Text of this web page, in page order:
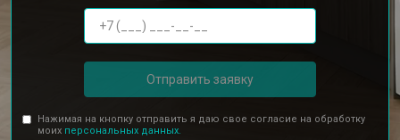
Отправить заявку
Нажимая на кнопку отправить я даю свое согласие на обработку
моих персональных данных.